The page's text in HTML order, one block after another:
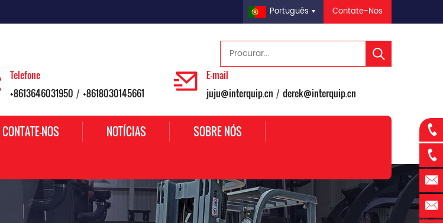
Contate-Nos
Português
Telefone
+8613646031950 / +8618030145661
E-mail
juju@interquip.cn / derek@interquip.cn
CONTATE-NOS NOTÍCIAS SOBRE NÓS